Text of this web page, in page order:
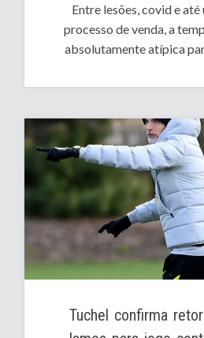
Entre lesões, covid e
processo de venda, a
absolutamente atípica
Tuchel confirma